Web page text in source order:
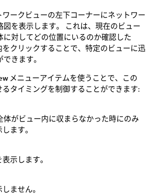
ワークビューの左下コーナーにネットワー
図を表示します。 これは、現在のビュー
に対してどの位置にいるのか確認した
をクリックすることで、特定のビューに迅
きます。
メニューアイテムを使うことで、この
るタイミングを制御することができます:
体がビュー内に収まらなかった時にのみ
ます。
示します。
ません。